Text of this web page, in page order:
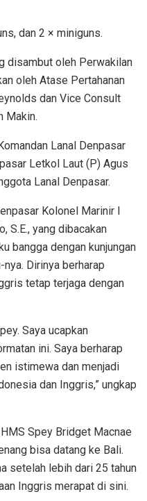
dan 2 × miniguns.
disambut oleh Perwakilan
oleh Atase Pertahanan
dan Vice Consult
Makin.
Lanal Denpasar
Letkol Laut (P) Agus
Lanal Denpasar.
Kolonel Marinir I
S.E., yang dibacakan
bangga dengan kunjungan
Dirinya berharap
tetap terjaga dengan
Saya ucapkan
ini. Saya berharap
istimewa dan menjadi
dan Inggris,” ungkap
Spey Bridget Macnae
bisa datang ke Bali.
setelah lebih dari 25 tahun
Inggris merapat di sini.